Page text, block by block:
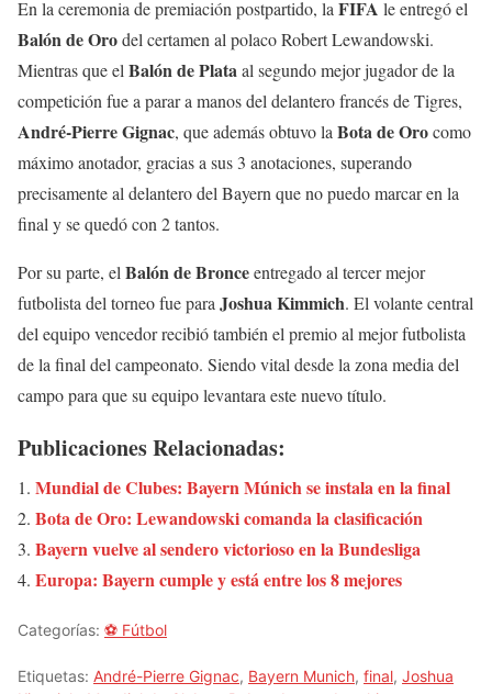
En la ceremonia de premiación postpartido, la FIFA le entregó el
Balón de Orodel certamen al polaco Robert Lewandowski.
Mientras que el Balón de Plataal segundo mejor jugador de la
competición fue a parar a manos del delantero francés de Tigres,
André-Pierre Gignac, que además obtuvo la Bota de Orocomo
máximo anotador, gracias a sus 3 anotaciones, superando
precisamente al delantero del Bayern que no puedo marcar en la
final y se quedó con 2 tantos.
Por su parte, el Balón de Bronceentregado al tercer mejor
futbolista del torneo fue para Joshua Kimmich. El volante central
del equipo vencedor recibió también el premio al mejor futbolista
de la final del campeonato. Siendo vital desde la zona media del
campo para que su equipo levantara este nuevo título.
Publicaciones Relacionadas:
Mundial de Clubes: Bayern Múnich se instala en la final
Bota de Oro: Lewandowski comanda la clasificación
Bayern vuelve al sendero victorioso en la Bundesliga
Europa: Bayern cumple y está entre los 8 mejores
Categorías: ⚽ Fútbol
Etiquetas: André-Pierre Gignac, Bayern Munich, final, Joshua